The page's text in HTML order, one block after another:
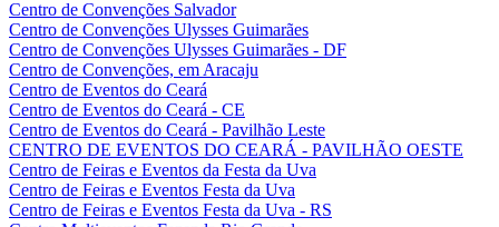
Centro de Convenções Salvador
Centro de Convenções Ulysses Guimarães
Centro de Convenções Ulysses Guimarães - DF
Centro de Convenções, em Aracaju
Centro de Eventos do Ceará
Centro de Eventos do Ceará - CE
Centro de Eventos do Ceará - Pavilhão Leste
CENTRO DE EVENTOS DO CEARÁ - PAVILHÃO OESTE
Centro de Feiras e Eventos da Festa da Uva
Centro de Feiras e Eventos Festa da Uva
Centro de Feiras e Eventos Festa da Uva - RS